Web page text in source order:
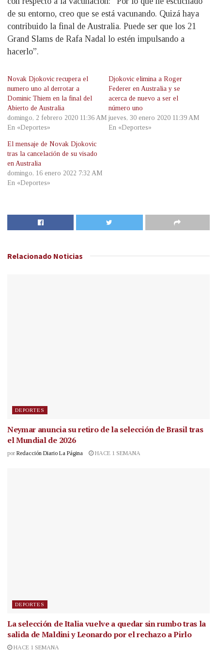
de su entorno, creo que se está vacunando. Quizá haya
contribuido la final de Australia. Puede ser que los 21
Grand Slams de Rafa Nadal lo estén impulsando a
hacerlo”.
Novak Djokovic recupera el
numero uno al derrotar a
Dominic Thiem en la final del
Abierto de Australia
domingo, 2 febrero 2020 11:36 AM
En «Deportes»
Djokovic elimina a Roger
Federer en Australia y se
acerca de nuevo a ser el
número uno
jueves, 30 enero 2020 11:39 AM
En «Deportes»
El mensaje de Novak Djokovic
tras la cancelación de su visado
en Australia
domingo, 16 enero 2022 7:32 AM
En «Deportes»
Relacionado Noticias
DEPORTES
Neymar anuncia su retiro de la selección de Brasil tras
el Mundial de 2026
por Redacción Diario La Página HACE 1 SEMANA
DEPORTES
La selección de Italia vuelve a quedar sin rumbo tras la
salida de Maldini y Leonardo por el rechazo a Pirlo
HACE 1 SEMANA